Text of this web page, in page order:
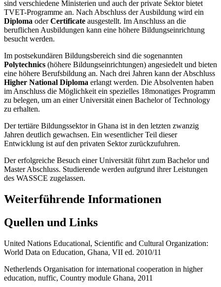
sind verschiedene Ministerien und auch der private Sektor bietet
TVET-Programme an. Nach Abschluss der Ausbildung wird ein
Diploma oderCertificate ausgestellt. Im Anschluss an die
beruflichen Ausbildungen kann eine höhere Bildungseinrichtung
besucht werden.
Im postsekundären Bildungsbereich sind die sogenannten
Polytechnics (höhere Bildungseinrichtungen) angesiedelt und bieten
eine höhere Berufsbildung an. Nach drei Jahren kann der Abschluss
Higher National Diploma erlangt werden. Die Absolventen haben
im Anschluss die Möglichkeit ein spezielles 18monatiges Programm
zu belegen, um an einer Universität einen Bachelor of Technology
zu erhalten.
Der tertiäre Bildungssektor in Ghana ist in den letzten zwanzig
Jahren deutlich gewachsen. Ein wesentlicher Teil dieser
Entwicklung ist auf den privaten Sektor zurückzufuhren.
Der erfolgreiche Besuch einer Universität führt zum Bachelor und
Master Abschluss. Studierende werden aufgrund ihrer Leistungen
des WASSCE zugelassen.
Weiterführende Informationen
Quellen und Links
United Nations Educational, Scientific and Cultural Organization:
World Data on Education, Ghana, VII ed. 2010/11
Netherlends Organisation for international cooperation in higher
education, nuffic, Country module Ghana, 2011